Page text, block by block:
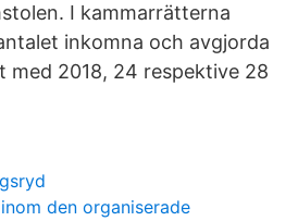
I kammarrätterna
inkomna och avgjorda
med 2018, 24 respektive 28
den organiserade